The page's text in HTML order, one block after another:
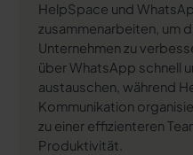
HelpSpace und
zusammenarbeiten, um
Unternehmen zu
über WhatsApp schnell
austauschen, während
Kommunikation
zu einer effizienteren
Produktivität.